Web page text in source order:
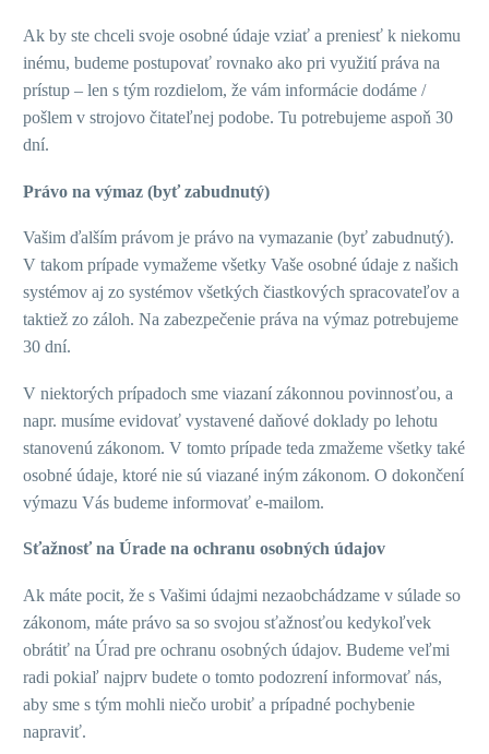
Ak by ste chceli svoje osobné údaje vziať a preniesť k niekomu
inému, budeme postupovať rovnako ako pri využití práva na
prístup – len s tým rozdielom, že vám informácie dodáme /
pošlem v strojovo čitateľnej podobe. Tu potrebujeme aspoň 30
dní.
Právo na výmaz (byť zabudnutý)
Vašim ďalším právom je právo na vymazanie (byť zabudnutý).
V takom prípade vymažeme všetky Vaše osobné údaje z našich
systémov aj zo systémov všetkých čiastkových spracovateľov a
taktiež zo záloh. Na zabezpečenie práva na výmaz potrebujeme
30 dní.
V niektorých prípadoch sme viazaní zákonnou povinnosťou, a
napr. musíme evidovať vystavené daňové doklady po lehotu
stanovenú zákonom. V tomto prípade teda zmažeme všetky také
osobné údaje, ktoré nie sú viazané iným zákonom. O dokončení
výmazu Vás budeme informovať e-mailom.
Sťažnosť na Úrade na ochranu osobných údajov
Ak máte pocit, že s Vašimi údajmi nezaobchádzame v súlade so
zákonom, máte právo sa so svojou sťažnosťou kedykoľvek
obrátiť na Úrad pre ochranu osobných údajov. Budeme veľmi
radi pokiaľ najprv budete o tomto podozrení informovať nás,
aby sme s tým mohli niečo urobiť a prípadné pochybenie
napraviť.